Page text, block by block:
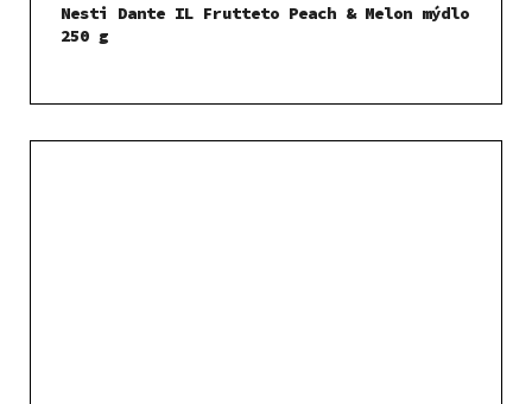
Nesti Dante IL Frutteto Peach & Melon mýdlo
250 g